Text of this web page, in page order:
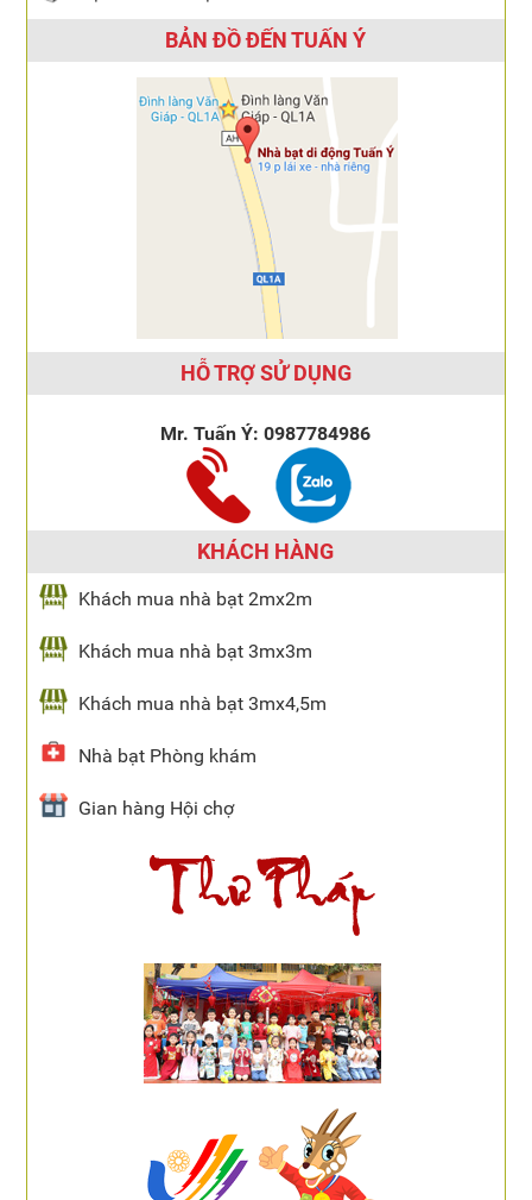
BẢN ĐỒ ĐẾN TUẤN Ý
HỖ TRỢ SỬ DỤNG
Mr. Tuấn Ý:0987784986
KHÁCH HÀNG
Khách mua nhà bạt 2mx2m
Khách mua nhà bạt 3mx3m
Khách mua nhà bạt 3mx4,5m
Nhà bạt Phòng khám
Gian hàng Hội chợ